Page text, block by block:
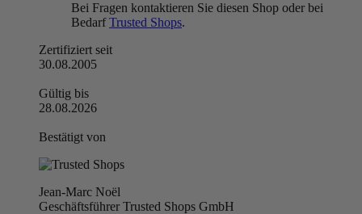
Bei Fragen kontaktieren Sie diesen Shop oder bei
BedarfTrusted Shops.
Zertifiziert seit
30.08.2005
Gültig bis
28.08.2026
Bestätigt von
Jean-Marc Noël
Geschäftsführer Trusted Shops GmbH